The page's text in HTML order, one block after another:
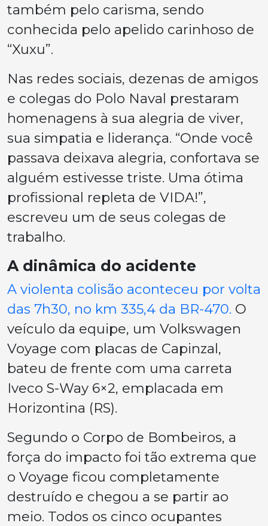
também pelo carisma, sendo
conhecida pelo apelido carinhoso de
“Xuxu”.
Nas redes sociais, dezenas de amigos
e colegas do Polo Naval prestaram
homenagens à sua alegria de viver,
sua simpatia e liderança. “Onde você
passava deixava alegria, confortava se
alguém estivesse triste. Uma ótima
profissional repleta de VIDA!”,
escreveu um de seus colegas de
trabalho.
A dinâmica do acidente
A violenta colisão aconteceu por volta
das 7h30, no km 335,4 da BR-470. O
veículo da equipe, um Volkswagen
Voyage com placas de Capinzal,
bateu de frente com uma carreta
Iveco S-Way 6×2, emplacada em
Horizontina (RS).
Segundo o Corpo de Bombeiros, a
força do impacto foi tão extrema que
o Voyage ficou completamente
destruído e chegou a se partir ao
meio. Todos os cinco ocupantes